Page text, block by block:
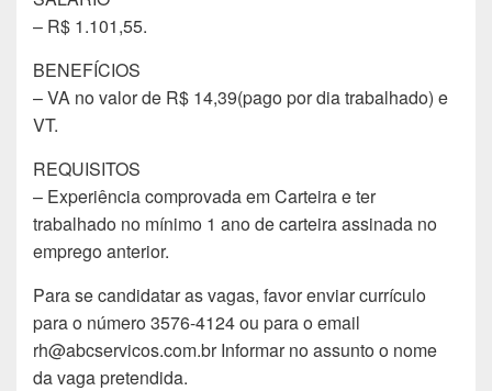
– R$ 1.101,55.
BENEFÍCIOS
– VA no valor de R$ 14,39(pago por dia trabalhado) e
VT.
REQUISITOS
– Experiência comprovada em Carteira e ter
trabalhado no mínimo 1 ano de carteira assinada no
emprego anterior.
Para se candidatar as vagas, favor enviar currículo
para o número 3576-4124 ou para o email
rh@abcservicos.com.br Informar no assunto o nome
da vaga pretendida.